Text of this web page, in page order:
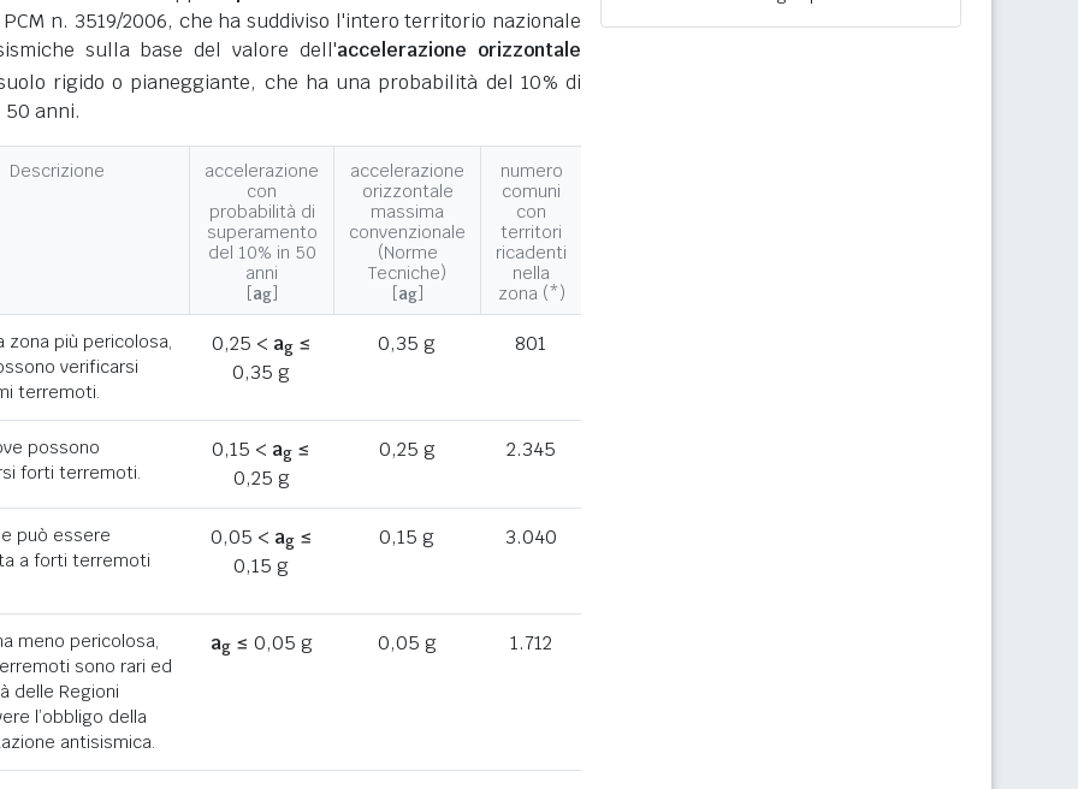
n. 3519/2006, che ha suddiviso l'intero territorio nazionale
sulla base del valore dell'accelerazione orizzontale
rigido o pianeggiante, che ha una probabilità del 10% di
50 anni.
Descrizione
accelerazione
con
probabilità di
superamento
del 10% in 50
anni
[ag]
accelerazione
orizzontale
massima
convenzionale
(Norme
Tecniche)
[ag]
numero
comuni
con
territori
ricadenti
nella
zona (*)
zona più pericolosa,
verificarsi
terremoti.
0,25 < ag≤
0,35 g
0,35 g 801
possono
forti terremoti.
0,15 < ag ≤
0,25 g
0,25 g 2.345
può essere
a forti terremoti
0,05 < ag≤
0,15 g
0,15 g 3.040
meno pericolosa,
sono rari ed
delle Regioni
l’obbligo della
antisismica.
ag≤ 0,05 g 0,05 g 1.712